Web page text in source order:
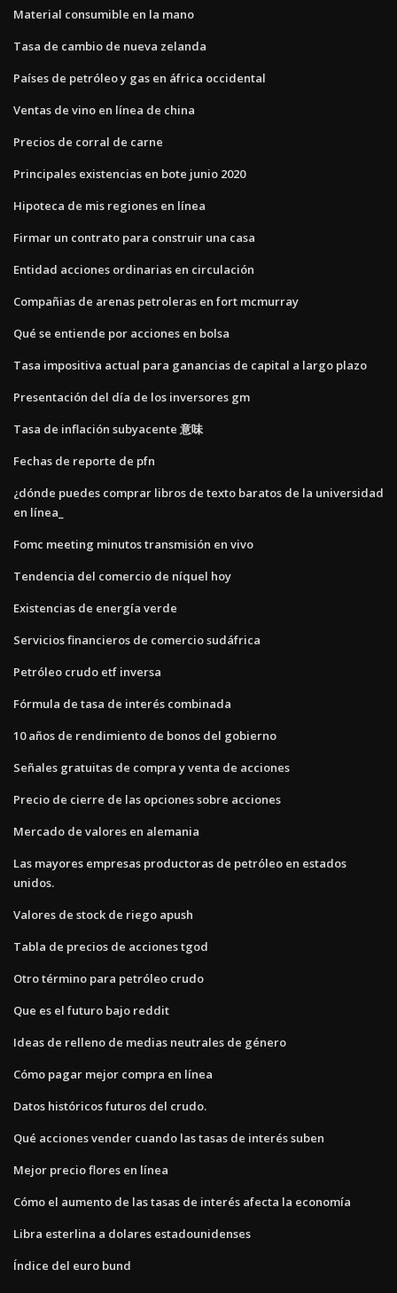
Material consumible en la mano
Tasa de cambio de nueva zelanda
Países de petróleo y gas en áfrica occidental
Ventas de vino en línea de china
Precios de corral de carne
Principales existencias en bote junio 2020
Hipoteca de mis regiones en línea
Firmar un contrato para construir una casa
Entidad acciones ordinarias en circulación
Compañias de arenas petroleras en fort mcmurray
Qué se entiende por acciones en bolsa
Tasa impositiva actual para ganancias de capital a largo plazo
Presentación del día de los inversores gm
Tasa de inflación subyacente 意味
Fechas de reporte de pfn
¿dónde puedes comprar libros de texto baratos de la universidad
en línea_
Fomc meeting minutos transmisión en vivo
Tendencia del comercio de níquel hoy
Existencias de energía verde
Servicios financieros de comercio sudáfrica
Petróleo crudo etf inversa
Fórmula de tasa de interés combinada
10 años de rendimiento de bonos del gobierno
Señales gratuitas de compra y venta de acciones
Precio de cierre de las opciones sobre acciones
Mercado de valores en alemania
Las mayores empresas productoras de petróleo en estados
unidos.
Valores de stock de riego apush
Tabla de precios de acciones tgod
Otro término para petróleo crudo
Que es el futuro bajo reddit
Ideas de relleno de medias neutrales de género
Cómo pagar mejor compra en línea
Datos históricos futuros del crudo.
Qué acciones vender cuando las tasas de interés suben
Mejor precio flores en línea
Cómo el aumento de las tasas de interés afecta la economía
Libra esterlina a dolares estadounidenses
Índice del euro bund